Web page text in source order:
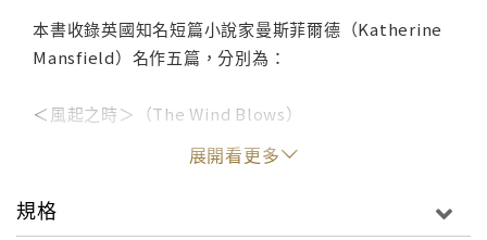
本書收錄英國知名短篇小說家曼斯菲爾德（Katherine
Mansfield）名作五篇，分別為：
＜風起之時＞（The Wind Blows）
＜唱歌課＞（The Singing Lesson）
＜園遊會＞（The Garden Party）
展開看更多
規格